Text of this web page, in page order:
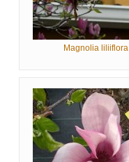
Magnolia liliiflora